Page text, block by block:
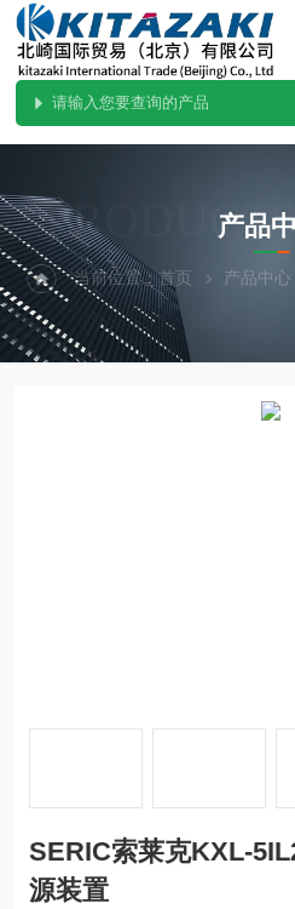
产品
当前位置：首页 产品中心
SERIC索莱克KXL-
源装置